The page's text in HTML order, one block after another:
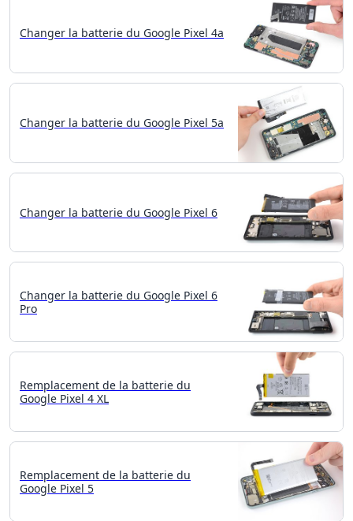
Changer la batterie du Google Pixel 4a
Changer la batterie du Google Pixel 5a
Changer la batterie du Google Pixel 6
Changer la batterie du Google Pixel 6
Pro
Remplacement de la batterie du
Google Pixel 4 XL
Remplacement de la batterie du
Google Pixel 5